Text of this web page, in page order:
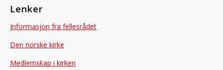
Lenker
Informasjon fra fellesrådet
Den norske kirke
Medlemskap i kirken